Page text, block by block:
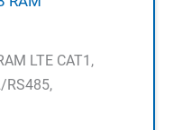
LTE CAT1,
RS485,